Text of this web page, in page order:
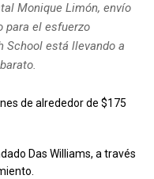
Monique Limón, envío
para el esfuerzo
School está llevando a
de alrededor de $175
Das Williams, a través